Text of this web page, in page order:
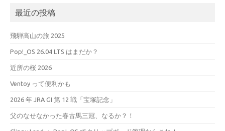
最近の投稿
飛騨高山の旅 2025
Pop!_OS 26.04 LTS はまだか？
近所の桜 2026
Ventoy って便利かも
2026 年 JRA GI 第 12 戦「宝塚記念」
父のなせなかった春古馬三冠、なるか？！